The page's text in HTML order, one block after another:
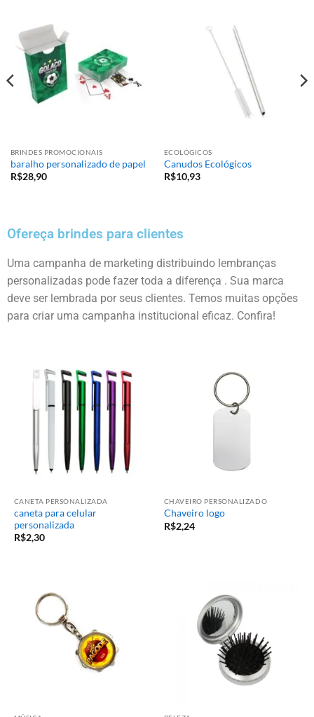
BRINDES PROMOCIONAIS
baralho personalizado de papel
R$28,90
ECOLÓGICOS
Canudos Ecológicos
R$10,93
Ofereça brindes para clientes
Uma campanha de marketing distribuindo lembranças
personalizadas pode fazer toda a diferença . Sua marca
deve ser lembrada por seus clientes. Temos muitas opções
para criar uma campanha institucional eficaz. Confira!
CANETA PERSONALIZADA
caneta para celular
personalizada
R$2,30
CHAVEIRO PERSONALIZADO
Chaveiro logo
R$2,24